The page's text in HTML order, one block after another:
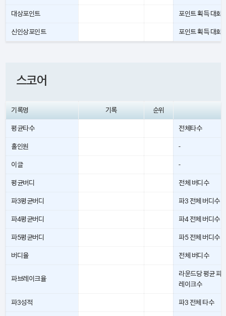
대상포인트 포인트 획득 대회
신인상포인트 포인트 획득 대회
스코어
기록명 기록 순위
평균타수 전체타수
홀인원 -
이글 -
평균버디 전체 버디수
파3평균버디 파3 전체 버디수
파4평균버디 파4 전체 버디수
파5평균버디 파5 전체 버디수
버디율 전체 버디수
파브레이크율
라운드당 평균 파
레이크수
파3성적 파3 전체 타수